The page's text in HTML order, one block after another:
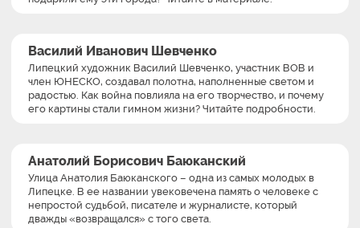
Василий Иванович Шевченко
Липецкий художник Василий Шевченко, участник ВОВ и
член ЮНЕСКО, создавал полотна, наполненные светом и
радостью. Как война повлияла на его творчество, и почему
его картины стали гимном жизни? Читайте подробности.
Анатолий Борисович Баюканский
Улица Анатолия Баюканского – одна из самых молодых в
Липецке. В ее названии увековечена память о человеке с
непростой судьбой, писателе и журналисте, который
дважды «возвращался» с того света.